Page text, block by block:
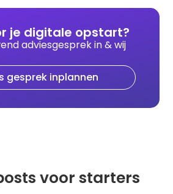
je digitale opstart?
adviesgesprek in & wij
gesprek inplannen
voor starters